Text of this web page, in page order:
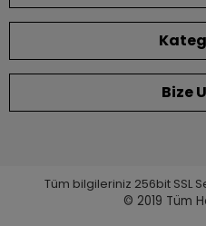
Bize
Tüm bilgileriniz 256bit SSL
© 2019 Tüm